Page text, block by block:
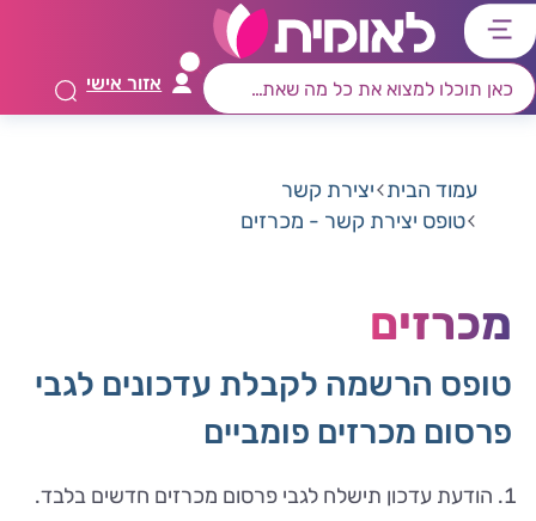
דלג
לתפריט
ראשי
דלג
לרכיב
חיפוש
דלג
לתוכן
מרכזי
דלג
לאזור
קישורים
אזור אישי
עמוד הבית יצירת קשר
טופס יצירת קשר - מכרזים
מכרזים
טופס הרשמה לקבלת עדכונים לגבי
פרסום מכרזים פומביים
הודעת עדכון תישלח לגבי פרסום מכרזים חדשים בלבד.